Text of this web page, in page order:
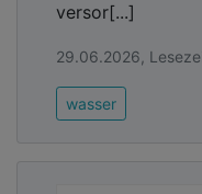
versor[...]
29.06.2026,
wasser